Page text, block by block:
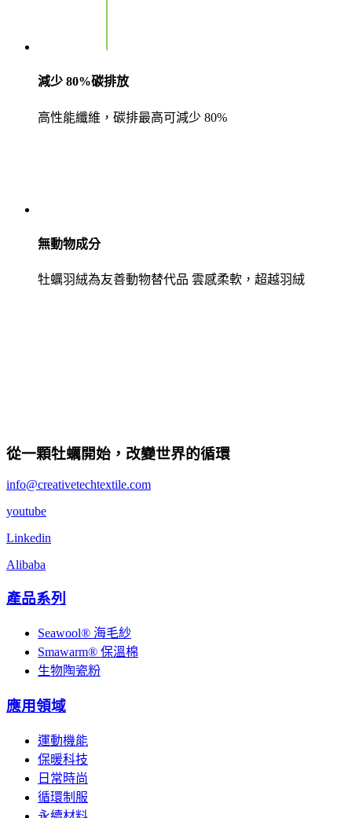
減少 80%碳排放
高性能纖維，碳排最高可減少 80%
無動物成分
牡蠣羽絨為友善動物替代品 雲感柔軟，超越羽絨
從一顆牡蠣開始，改變世界的循環
info@creativetechtextile.com
youtube
Linkedin
Alibaba
產品系列
Seawool® 海毛紗
Smawarm® 保溫棉
生物陶瓷粉
應用領域
運動機能
保暖科技
日常時尚
循環制服